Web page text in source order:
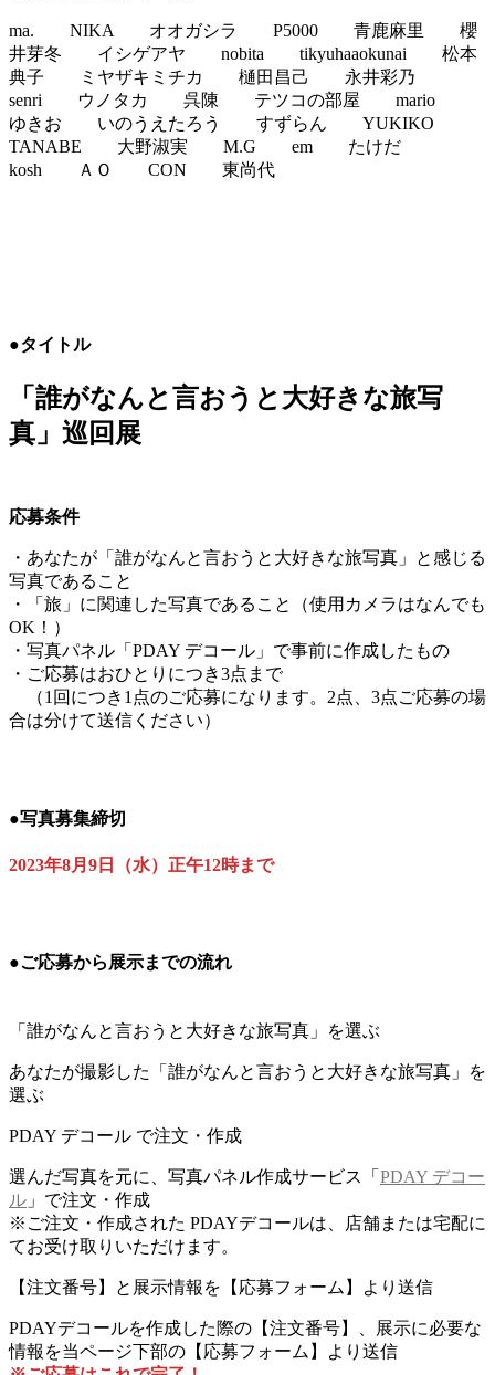
ma. NIKA オオガシラ P5000 青鹿麻里 櫻
井芽冬 イシゲアヤ nobita tikyuhaaokunai 松本
典子 ミヤザキミチカ 樋田昌己 永井彩乃
senri ウノタカ 呉陳 テツコの部屋 mario
ゆきお いのうえたろう すずらん YUKIKO
TANABE 大野淑実 M.G em たけだ
kosh ＡＯ CON 東尚代
●タイトル
「誰がなんと言おうと大好きな旅写
真」 巡回展
応募条件
・あなたが「誰がなんと言おうと大好きな旅写真」と感じる
写真であること
・「旅」に関連した写真であること（使用カメラはなんでも
OK！）
・写真パネル「PDAY デコール」で事前に作成したもの
・ご応募はおひとりにつき3点まで
（1回につき1点のご応募になります。2点、3点ご応募の場
合は分けて送信ください）
●写真募集締切
2023年8月9日（水）正午12時まで
●ご応募から展示までの流れ
「誰がなんと言おうと大好きな旅写真」を選ぶ
あなたが撮影した「誰がなんと言おうと大好きな旅写真」を
選ぶ
PDAY デコール で注文・作成
選んだ写真を元に、写真パネル作成サービス「 PDAY デコー
ル 」で注文・作成
※ご注文・作成された PDAYデコールは、店舗または宅配に
てお受け取りいただけます。
【注文番号】と展示情報を【応募フォーム】より送信
PDAYデコールを作成した際の【注文番号】、展示に必要な
情報を当ページ下部の【応募フォーム】より送信